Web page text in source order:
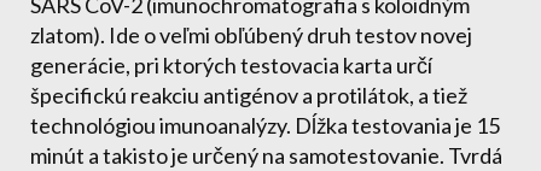
SARS CoV-2 (imunochromatografia s koloidným
zlatom). Ide o veľmi obľúbený druh testov novej
generácie, pri ktorých testovacia karta určí
špecifickú reakciu antigénov a protilátok, a tiež
technológiou imunoanalýzy. Dĺžka testovania je 15
minút a takisto je určený na samotestovanie. Tvrdá